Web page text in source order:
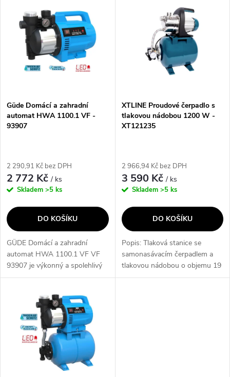
p
o
d
u
k
t
Nejprodávanější
Abecedně
s
p
o
d
u
k
t
Güde Domácí a zahradní
automat HWA 1100.1 VF -
93907
2 290,91 Kč bez DPH
2 772 Kč/ ks
Skladem >5 ks
DO KOŠÍKU
GÜDE Domácí a zahradní
automat HWA 1100.1 VF VF
93907 je výkonný a spolehlivý
vodní automat, který je ideální
pro domácnost nebo
zavlažování...
XTLINE Proudové čerpadlo s
tlakovou nádobou 1200 W -
XT121235
2 966,94 Kč bez DPH
3 590 Kč/ ks
Skladem >5 ks
DO KOŠÍKU
Popis: Tlaková stanice se
samonasávacím čerpadlem a
tlakovou nádobou o objemu 19
litrů. Tento typ je velmi tichý a